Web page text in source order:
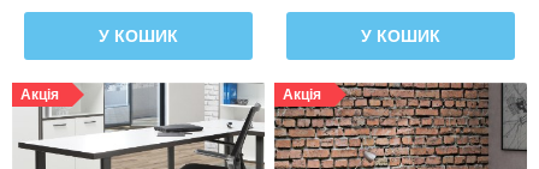
У КОШИК У КОШИК
Акція Акція